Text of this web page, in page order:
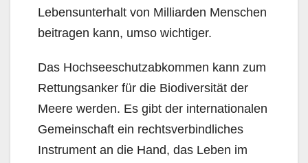
Lebensunterhalt von Milliarden Menschen
beitragen kann, umso wichtiger.
Das Hochseeschutzabkommen kann zum
Rettungsanker für die Biodiversität der
Meere werden. Es gibt der internationalen
Gemeinschaft ein rechtsverbindliches
Instrument an die Hand, das Leben im